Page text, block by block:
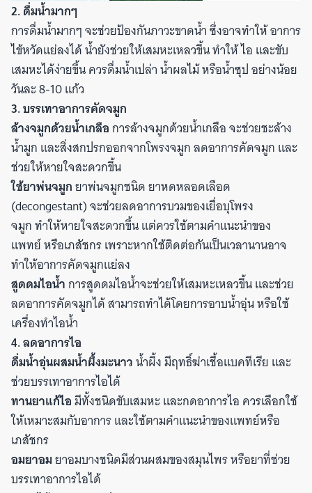
2. ดื่มน้ำมากๆ
การดื่มน้ำมากๆ จะช่วยป้องกันภาวะขาดน้ำ ซึ่งอาจทำให้ อาการ
ไข้หวัดแย่ลงได้ น้ำยังช่วยให้เสมหะเหลวขึ้น ทำให้ ไอ และขับ
เสมหะได้ง่ายขึ้น ควรดื่มน้ำเปล่า น้ำผลไม้ หรือน้ำซุป อย่างน้อย
วันละ 8-10 แก้ว
3. บรรเทาอาการคัดจมูก
ล้างจมูกด้วยน้ำเกลือการล้างจมูกด้วยน้ำเกลือ จะช่วยชะล้าง
น้ำมูก และสิ่งสกปรกออกจากโพรงจมูก ลดอาการคัดจมูก และ
ช่วยให้หายใจสะดวกขึ้น
ใช้ยาพ่นจมูกยาพ่นจมูกชนิด ยาหดหลอดเลือด
(decongestant) จะช่วยลดอาการบวมของเยื่อบุโพรง
จมูก ทำให้หายใจสะดวกขึ้น แต่ควรใช้ตามคำแนะนำของ
แพทย์ หรือเภสัชกร เพราะหากใช้ติดต่อกันเป็นเวลานานอาจ
ทำให้อาการคัดจมูกแย่ลง
สูดดมไอน้ำการสูดดมไอน้ำจะช่วยให้เสมหะเหลวขึ้น และช่วย
ลดอาการคัดจมูกได้ สามารถทำได้โดยการอาบน้ำอุ่น หรือใช้
เครื่องทำไอน้ำ
4. ลดอาการไอ
ดื่มน้ำอุ่นผสมน้ำผึ้งมะนาวน้ำผึ้ง มีฤทธิ์ฆ่าเชื้อแบคทีเรีย และ
ช่วยบรรเทาอาการไอได้
ทานยาแก้ไอมีทั้งชนิดขับเสมหะ และกดอาการไอ ควรเลือกใช้
ให้เหมาะสมกับอาการ และใช้ตามคำแนะนำของแพทย์หรือ
เภสัชกร
อมยาอมยาอมบางชนิดมีส่วนผสมของสมุนไพร หรือยาที่ช่วย
บรรเทาอาการไอได้